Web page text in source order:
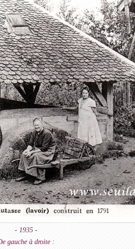
- 1935 -
gauche à droite :